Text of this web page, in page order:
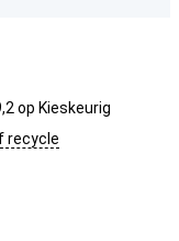
op Kieskeurig
recycle